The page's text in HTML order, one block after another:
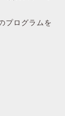
プログラムを